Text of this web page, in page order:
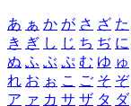
あ ぁ か が さ ざ た
き ぎ し じ ち ぢ に
ぬ ふ ぶ ぷ む ゆ ゅ
れ お ぉ こ ご そ ぞ
ア ァ カ サ ザ タ ダ